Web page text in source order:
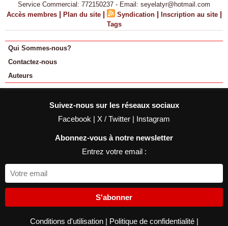
Service Commercial: 772150237 - Email: seyelatyr@hotmail.com
Accès membres | Plan du site | Syndication | Inscription au site |
Tags
Qui Sommes-nous?
Contactez-nous
Auteurs
Suivez-nous sur les réseaux sociaux
Facebook | X / Twitter | Instagram
Abonnez-vous à notre newsletter
Entrez votre email :
S'abonner
Conditions d'utilisation | Politique de confidentialité |